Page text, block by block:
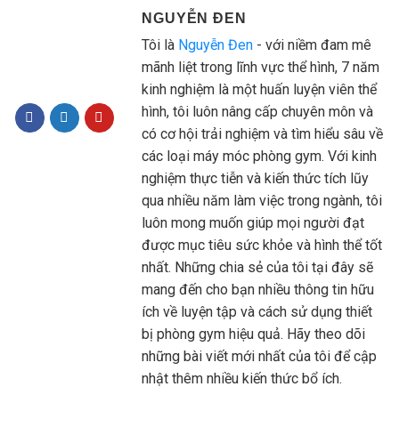
NGUYỄN ĐEN
Tôi là Nguyễn Đen - với niềm đam mê
mãnh liệt trong lĩnh vực thể hình, 7 năm
kinh nghiệm là một huấn luyện viên thể
hình, tôi luôn nâng cấp chuyên môn và
có cơ hội trải nghiệm và tìm hiểu sâu về
các loại máy móc phòng gym. Với kinh
nghiệm thực tiễn và kiến thức tích lũy
qua nhiều năm làm việc trong ngành, tôi
luôn mong muốn giúp mọi người đạt
được mục tiêu sức khỏe và hình thể tốt
nhất. Những chia sẻ của tôi tại đây sẽ
mang đến cho bạn nhiều thông tin hữu
ích về luyện tập và cách sử dụng thiết
bị phòng gym hiệu quả. Hãy theo dõi
những bài viết mới nhất của tôi để cập
nhật thêm nhiều kiến thức bổ ích.